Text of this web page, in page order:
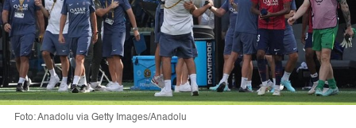
Foto: Anadolu via Getty Images/Anadolu